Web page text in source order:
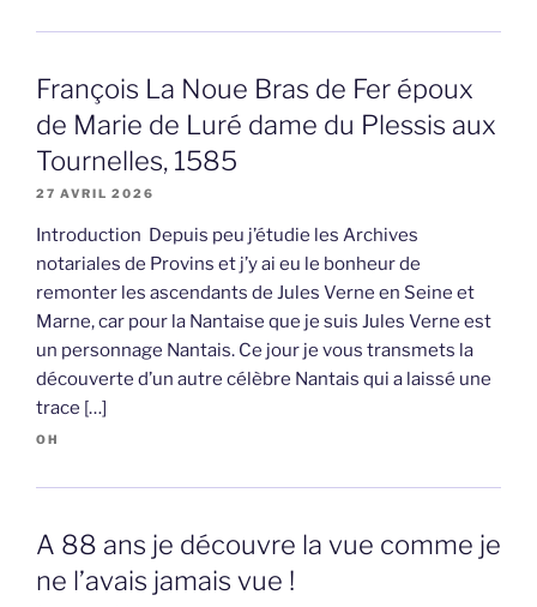
François La Noue Bras de Fer époux
de Marie de Luré dame du Plessis aux
Tournelles, 1585
27 AVRIL 2026
Introduction Depuis peu j’étudie les Archives
notariales de Provins et j’y ai eu le bonheur de
remonter les ascendants de Jules Verne en Seine et
Marne, car pour la Nantaise que je suis Jules Verne est
un personnage Nantais. Ce jour je vous transmets la
découverte d’un autre célèbre Nantais qui a laissé une
trace […]
OH
A 88 ans je découvre la vue comme je
ne l’avais jamais vue !